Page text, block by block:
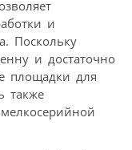
и
Поскольку
и достаточно
площадки для
также